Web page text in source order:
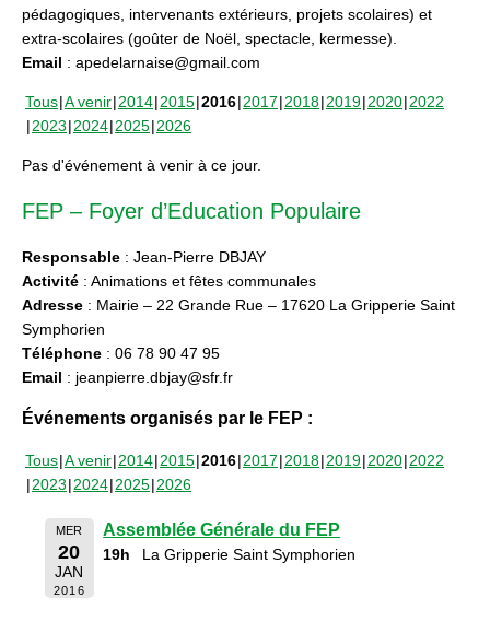
pédagogiques, intervenants extérieurs, projets scolaires) et
extra-scolaires (goûter de Noël, spectacle, kermesse).
Email : apedelarnaise@gmail.com
Tous A venir 2014 2015 2016 2017 2018 2019 2020 2022
2023 2024 2025 2026
Pas d'événement à venir à ce jour.
FEP – Foyer d’Education Populaire
Responsable : Jean-Pierre DBJAY
Activité : Animations et fêtes communales
Adresse : Mairie – 22 Grande Rue – 17620 La Gripperie Saint
Symphorien
Téléphone : 06 78 90 47 95
Email : jeanpierre.dbjay@sfr.fr
Événements organisés par le FEP :
Tous A venir 2014 2015 2016 2017 2018 2019 2020 2022
2023 2024 2025 2026
MER
20
JAN
2016
Assemblée Générale du FEP
19h La Gripperie Saint Symphorien